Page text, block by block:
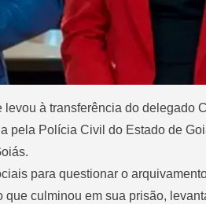
à transferência do delegado
pela Polícia Civil do Estado de
para questionar o
culminou em sua prisão,